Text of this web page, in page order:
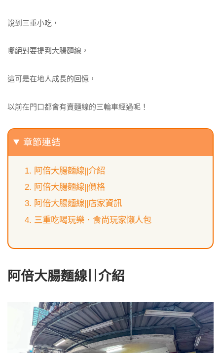
說到三重小吃，
哪絕對要提到大腸麵線，
這可是在地人成長的回憶，
以前在門口都會有賣麵線的三輪車經過呢！
章節連結
阿倍大腸麵線||介紹
阿倍大腸麵線||價格
阿倍大腸麵線||店家資訊
三重吃喝玩樂．食尚玩家懶人包
阿倍大腸麵線||介紹